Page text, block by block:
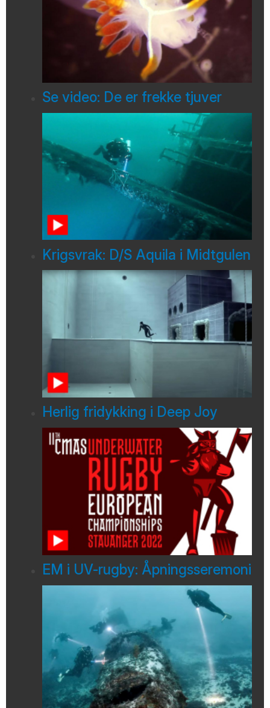
Se video: De er frekke tjuver
Krigsvrak: D/S Aquila i Midtgulen
Herlig fridykking i Deep Joy
EM i UV-rugby: Åpningsseremoni